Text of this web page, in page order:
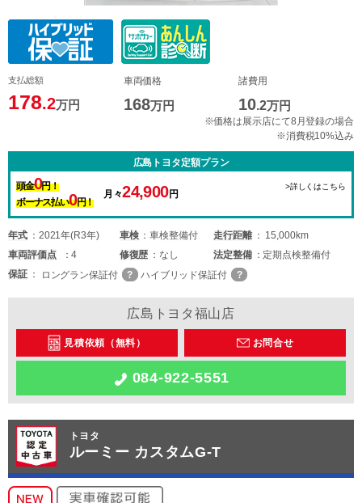
支払総額
178.2万円
車両価格
168万円
諸費用
10.2万円
※価格は展示店にて8月登録の場合
※消費税10%込み
広島トヨタ定額プラン
頭金0円！
ボーナス払い0円！
月々24,900円
>詳しくはこちら
年式 2021年(R3年) 車検 車検整備付 走行距離
15,000km
車両評価点 4 修復歴 なし 法定整備
定期点検整備付
保証
ロングラン保証付 ハイブリッド保証付
広島トヨタ福山店
見積依頼（無料） お問合せ
084-922-5551
トヨタ
ルーミー カスタムG-T